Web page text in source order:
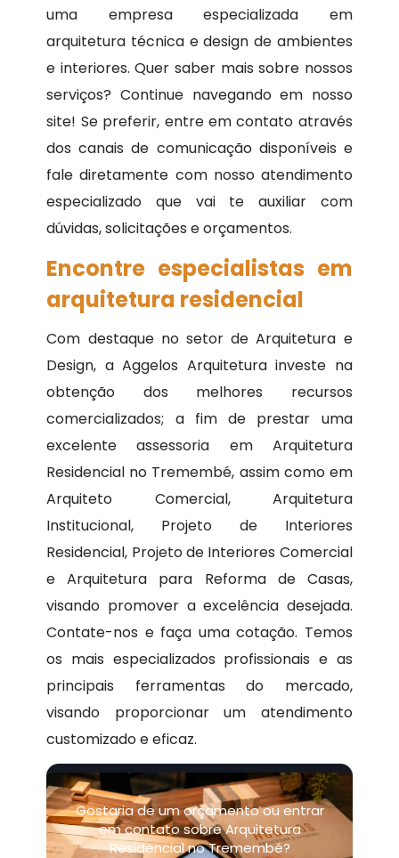
uma empresa especializada em
arquitetura técnica e design de ambientes
e interiores. Quer saber mais sobre nossos
serviços? Continue navegando em nosso
site! Se preferir, entre em contato através
dos canais de comunicação disponíveis e
fale diretamente com nosso atendimento
especializado que vai te auxiliar com
dúvidas, solicitações e orçamentos.
Encontre especialistas em
arquitetura residencial
Com destaque no setor de Arquitetura e
Design, a Aggelos Arquitetura investe na
obtenção dos melhores recursos
comercializados; a fim de prestar uma
excelente assessoria em Arquitetura
Residencial no Tremembé, assim como em
Arquiteto Comercial, Arquitetura
Institucional, Projeto de Interiores
Residencial, Projeto de Interiores Comercial
e Arquitetura para Reforma de Casas,
visando promover a excelência desejada.
Contate-nos e faça uma cotação. Temos
os mais especializados profissionais e as
principais ferramentas do mercado,
visando proporcionar um atendimento
customizado e eficaz.
Gostaria de um orçamento ou entrar
em contato sobre Arquitetura
Residencial no Tremembé?